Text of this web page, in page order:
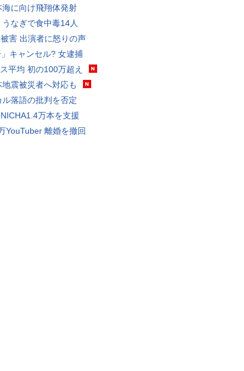
に向け飛翔体発射
うなぎで食中毒14人
害 出演者に怒りの声
」キャンセル? 女逮捕
平均 初の100万超え
震被災者へ対応も
落語の批判を否定
万本を支援
YouTuber 離婚を撤回